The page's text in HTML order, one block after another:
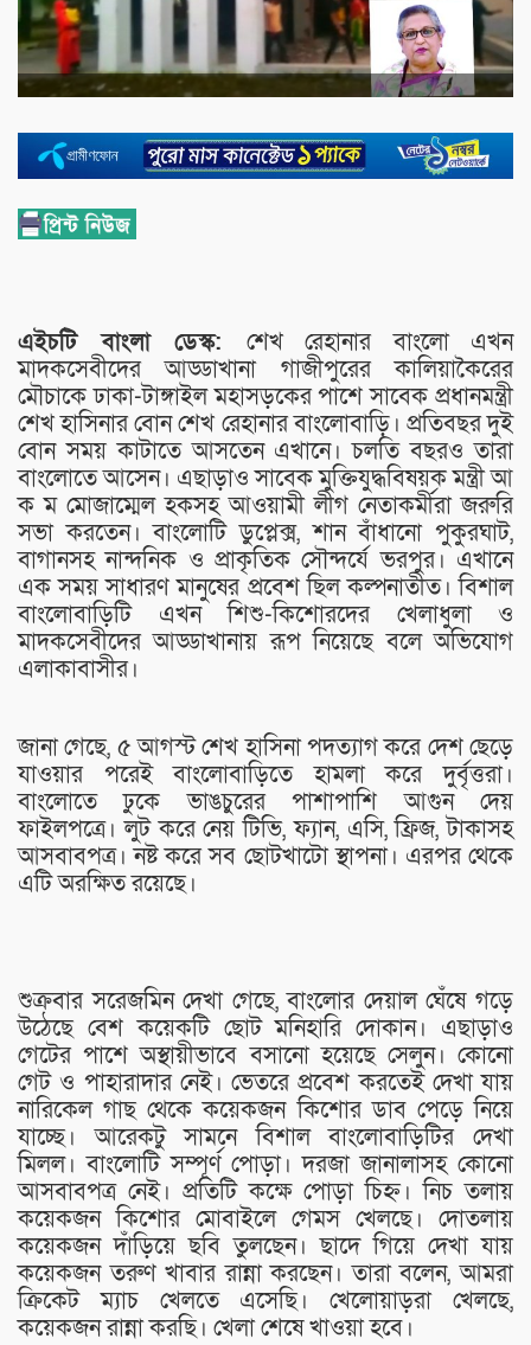
এইচটি বাংলা ডেস্ক: শেখ রেহানার বাংলো এখন
মাদকসেবীদের আড্ডাখানা গাজীপুরের কালিয়াকৈরের
মৌচাকে ঢাকা-টাঙ্গাইল মহাসড়কের পাশে সাবেক প্রধানমন্ত্রী
শেখ হাসিনার বোন শেখ রেহানার বাংলোবাড়ি। প্রতিবছর দুই
বোন সময় কাটাতে আসতেন এখানে। চলতি বছরও তারা
বাংলোতে আসেন। এছাড়াও সাবেক মুক্তিযুদ্ধবিষয়ক মন্ত্রী আ
ক ম মোজাম্মেল হকসহ আওয়ামী লীগ নেতাকর্মীরা জরুরি
সভা করতেন। বাংলোটি ডুপ্লেক্স, শান বাঁধানো পুকুরঘাট,
বাগানসহ নান্দনিক ও প্রাকৃতিক সৌন্দর্যে ভরপুর। এখানে
এক সময় সাধারণ মানুষের প্রবেশ ছিল কল্পনাতীত। বিশাল
বাংলোবাড়িটি এখন শিশু-কিশোরদের খেলাধুলা ও
মাদকসেবীদের আড্ডাখানায় রূপ নিয়েছে বলে অভিযোগ
এলাকাবাসীর।
জানা গেছে, ৫ আগস্ট শেখ হাসিনা পদত্যাগ করে দেশ ছেড়ে
যাওয়ার পরেই বাংলোবাড়িতে হামলা করে দুর্বৃত্তরা।
বাংলোতে ঢুকে ভাঙচুরের পাশাপাশি আগুন দেয়
ফাইলপত্রে। লুট করে নেয় টিভি, ফ্যান, এসি, ফ্রিজ, টাকাসহ
আসবাবপত্র। নষ্ট করে সব ছোটখাটো স্থাপনা। এরপর থেকে
এটি অরক্ষিত রয়েছে।
শুক্রবার সরেজমিন দেখা গেছে, বাংলোর দেয়াল ঘেঁষে গড়ে
উঠেছে বেশ কয়েকটি ছোট মনিহারি দোকান। এছাড়াও
গেটের পাশে অস্থায়ীভাবে বসানো হয়েছে সেলুন। কোনো
গেট ও পাহারাদার নেই। ভেতরে প্রবেশ করতেই দেখা যায়
নারিকেল গাছ থেকে কয়েকজন কিশোর ডাব পেড়ে নিয়ে
যাচ্ছে। আরেকটু সামনে বিশাল বাংলোবাড়িটির দেখা
মিলল। বাংলোটি সম্পূর্ণ পোড়া। দরজা জানালাসহ কোনো
আসবাবপত্র নেই। প্রতিটি কক্ষে পোড়া চিহ্ন। নিচ তলায়
কয়েকজন কিশোর মোবাইলে গেমস খেলছে। দোতলায়
কয়েকজন দাঁড়িয়ে ছবি তুলছেন। ছাদে গিয়ে দেখা যায়
কয়েকজন তরুণ খাবার রান্না করছেন। তারা বলেন, আমরা
ক্রিকেট ম্যাচ খেলতে এসেছি। খেলোয়াড়রা খেলছে,
কয়েকজন রান্না করছি। খেলা শেষে খাওয়া হবে।